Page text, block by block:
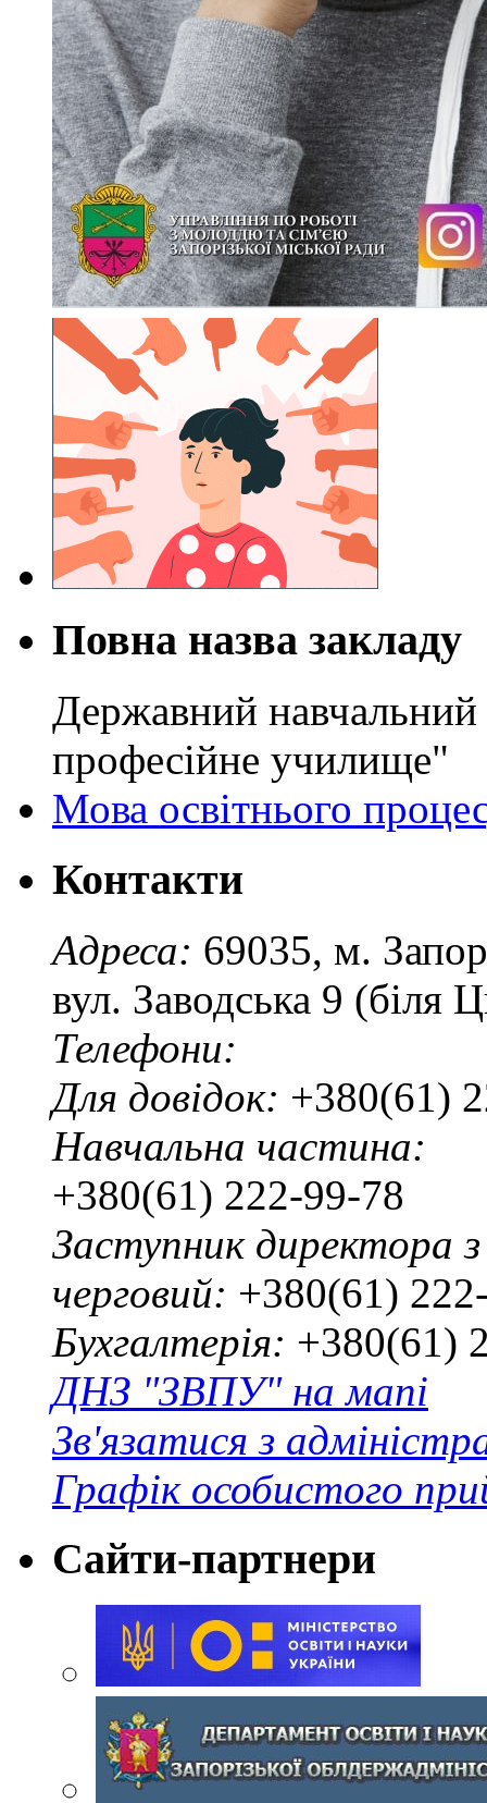
Повна назва закладу
Державний навчальний
професійне училище"
Мова освітнього
Контакти
Адреса: 69035, м.
вул. Заводська 9 (біля
Телефони:
Для довідок: +380(61)
Навчальна частина:
+380(61) 222-99-78
Заступник директора
черговий: +380(61)
Бухгалтерія: +380(61)
ДНЗ "ЗВПУ" на мапі
Зв'язатися з
Графік особистого
Сайти-партнери